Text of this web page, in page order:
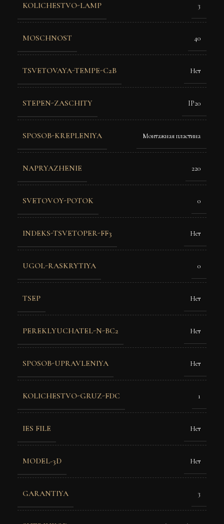
KOLICHESTVO-LAMP 3
MOSCHNOST 40
TSVETOVAYA-TEMPE-C2B Нет
STEPEN-ZASCHITY IP20
SPOSOB-KREPLENIYA Монтажная пластина
NAPRYAZHENIE 220
SVETOVOY-POTOK 0
INDEKS-TSVETOPER-FF3 Нет
UGOL-RASKRYTIYA 0
TSEP Нет
PEREKLYUCHATEL-N-BC2 Нет
SPOSOB-UPRAVLENIYA Нет
KOLICHESTVO-GRUZ-FDC 1
IES FILE Нет
MODEL-3D Нет
GARANTIYA 3